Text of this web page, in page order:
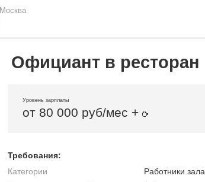
Москва
Официант в ресторан
Уровень зарплаты
от 80 000 руб/мес +
Требования:
Категории
Работники зала